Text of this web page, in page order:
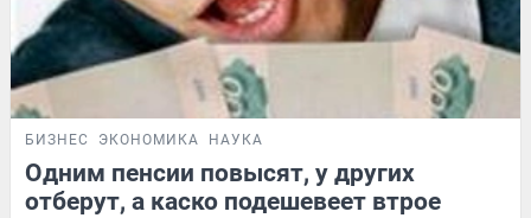
БИЗНЕС ЭКОНОМИКА НАУКА
Одним пенсии повысят, у других
отберут, а каско подешевеет втрое